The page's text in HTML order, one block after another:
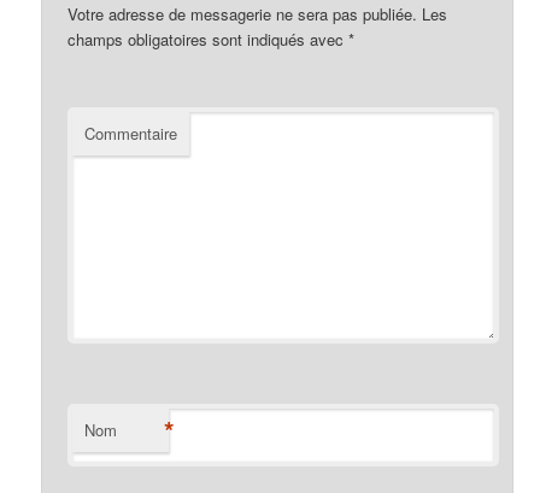
Votre adresse de messagerie ne sera pas publiée. Les
champs obligatoires sont indiqués avec*
Commentaire
Nom *